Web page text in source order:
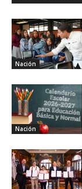
Nación
Nación